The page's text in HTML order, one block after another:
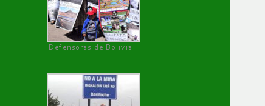
Defensoras de Bolivia